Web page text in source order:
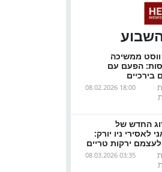
ווסט ממשיכה
הפעם עם
בירכיים
08.02.2026 18:00
החדש של
לאסירי ניו יורק:
לעצמם ירקות טריים
08.03.2026 03:35